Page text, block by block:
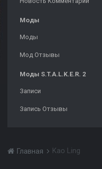
Моды
Моды
Мод Отзывы
Моды S.T.A.L.K.E.R. 2
Записи
Запись Отзывы
Главная Kao Ling